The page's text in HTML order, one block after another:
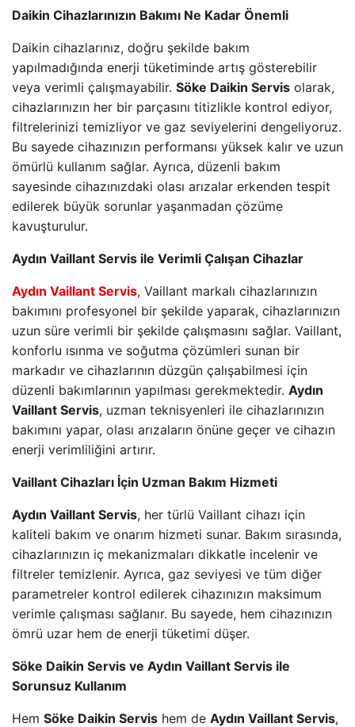
Daikin Cihazlarınızın Bakımı Ne Kadar Önemli
Daikin cihazlarınız, doğru şekilde bakım
yapılmadığında enerji tüketiminde artış gösterebilir
veya verimli çalışmayabilir. Söke Daikin Servis olarak,
cihazlarınızın her bir parçasını titizlikle kontrol ediyor,
filtrelerinizi temizliyor ve gaz seviyelerini dengeliyoruz.
Bu sayede cihazınızın performansı yüksek kalır ve uzun
ömürlü kullanım sağlar. Ayrıca, düzenli bakım
sayesinde cihazınızdaki olası arızalar erkenden tespit
edilerek büyük sorunlar yaşanmadan çözüme
kavuşturulur.
Aydın Vaillant Servis ile Verimli Çalışan Cihazlar
Aydın Vaillant Servis, Vaillant markalı cihazlarınızın
bakımını profesyonel bir şekilde yaparak, cihazlarınızın
uzun süre verimli bir şekilde çalışmasını sağlar. Vaillant,
konforlu ısınma ve soğutma çözümleri sunan bir
markadır ve cihazlarının düzgün çalışabilmesi için
düzenli bakımlarının yapılması gerekmektedir. Aydın
Vaillant Servis, uzman teknisyenleri ile cihazlarınızın
bakımını yapar, olası arızaların önüne geçer ve cihazın
enerji verimliliğini artırır.
Vaillant Cihazları İçin Uzman Bakım Hizmeti
Aydın Vaillant Servis, her türlü Vaillant cihazı için
kaliteli bakım ve onarım hizmeti sunar. Bakım sırasında,
cihazlarınızın iç mekanizmaları dikkatle incelenir ve
filtreler temizlenir. Ayrıca, gaz seviyesi ve tüm diğer
parametreler kontrol edilerek cihazınızın maksimum
verimle çalışması sağlanır. Bu sayede, hem cihazınızın
ömrü uzar hem de enerji tüketimi düşer.
Söke Daikin Servis ve Aydın Vaillant Servis ile
Sorunsuz Kullanım
Hem Söke Daikin Servis hem de Aydın Vaillant Servis,